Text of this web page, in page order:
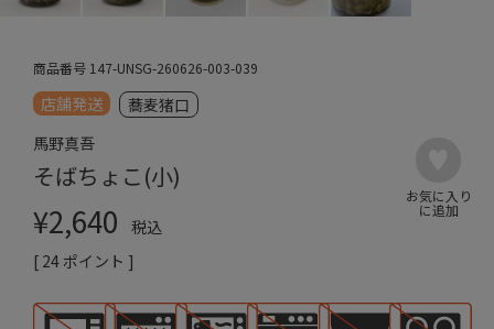
商品番号 147-UNSG-260626-003-039
店舗発送
蕎麦猪口
馬野真吾
そばちょこ(小)
¥2,640
税込
[ 24 ポイント ]